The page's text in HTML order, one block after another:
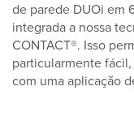
de parede DUOi em
integrada a nossa
CONTACT®. Isso
particularmente
com uma aplicação